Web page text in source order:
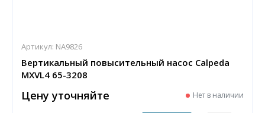
Артикул: NA9826
Вертикальный повысительный насос Calpeda
MXVL4 65-3208
Цену уточняйте Нет в наличии